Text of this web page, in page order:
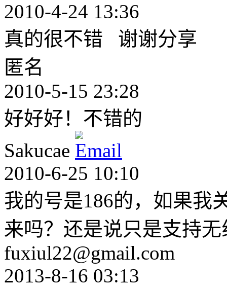
2010-4-24 13:36
真的很不错 谢谢分享
匿名
2010-5-15 23:28
好好好！不错的
Sakucae
2010-6-25 10:10
我的号是186的，如果我
来吗？还是说只是支持
fuxiul22@gmail.com
2013-8-16 03:13